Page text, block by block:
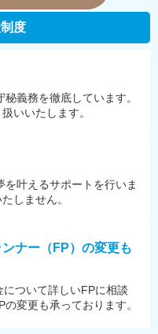
度
義務を徹底しています。
いいたします。
叶えるサポートを⾏いま
しません。
ナー（FP）の変更も
について詳しいFPに相談
変更も承っております。